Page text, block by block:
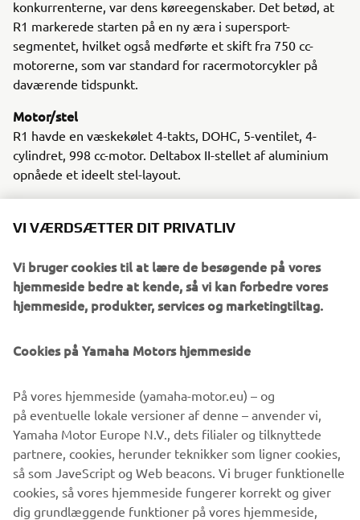
konkurrenterne, var dens køreegenskaber. Det betød, at
R1 markerede starten på en ny æra i supersport-
segmentet, hvilket også medførte et skift fra 750 cc-
motorerne, som var standard for racermotorcykler på
daværende tidspunkt.
Motor/stel
R1 havde en væskekølet 4-takts, DOHC, 5-ventilet, 4-
cylindret, 998 cc-motor. Deltabox II-stellet af aluminium
opnåede et ideelt stel-layout.
2000 Z200N
©Yamaha Motor Europe N.V. / Yamaha Motor Co., Ltd.
aldrig anvendes til erhvervsmæssige eller ikke-
erhvervsmæssige formål uden direkte, skriftligt samtykke
fra Yamaha Motor Europe N.V. og/eller Yamaha Motor Co.,
Ltd.
Kør altid på en sikker måde og følg alle lokale
færdselsregler.
VI VÆRDSÆTTER DIT PRIVATLIV
Vi bruger cookies til at lære de besøgende på vores
hjemmeside bedre at kende, så vi kan forbedre vores
hjemmeside, produkter, services og marketingtiltag.
Cookies på Yamaha Motors hjemmeside
På vores hjemmeside (yamaha-motor.eu) – og
på eventuelle lokale versioner af denne – anvender vi,
Yamaha Motor Europe N.V., dets filialer og tilknyttede
partnere, cookies, herunder teknikker som ligner cookies,
så som JaveScript og Web beacons. Vi bruger funktionelle
cookies, så vores hjemmeside fungerer korrekt og giver
dig grundlæggende funktioner på vores hjemmeside,